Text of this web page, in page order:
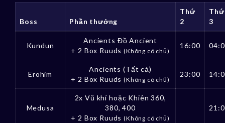
Boss Phần thưởng
Thứ
2
Thứ
3
Kundun
Ancients Đồ Ancient
+ 2 Box Ruuds(Không có chủ)
16:00
Erohim
Ancients (Tất cả)
+ 2 Box Ruuds(Không có chủ)
23:00
Medusa
2x Vũ khí hoặc Khiên 360,
380, 400
+ 2 Box Ruuds(Không có chủ)